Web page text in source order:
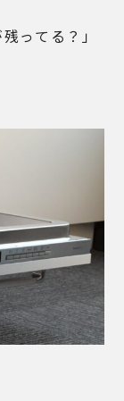
ってる？」